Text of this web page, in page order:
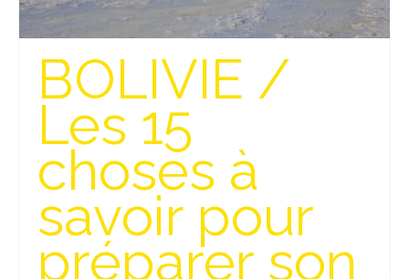
Mu Cang Chai
Quy Nhon
EUROPE
France
La Réunion
Paris
Poitou
BOLIVIE /
Les 15
choses à
savoir pour
préparer son